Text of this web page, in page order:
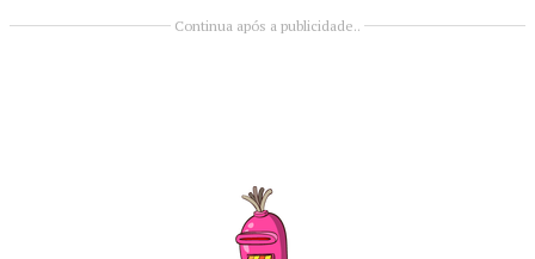
Continua após a publicidade..